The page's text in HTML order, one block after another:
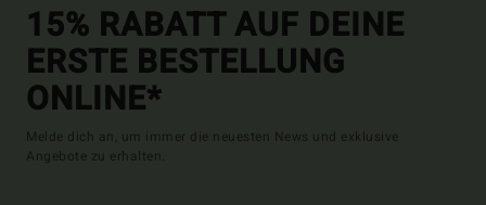
15% RABATT AUF DEINE
ERSTE BESTELLUNG
ONLINE*
Melde dich an, um immer die neuesten News und exklusive
Angebote zu erhalten.